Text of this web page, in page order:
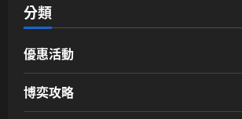
分類
優惠活動
博奕攻略